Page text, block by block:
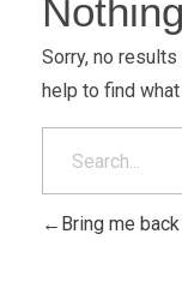
Sorry, no
help to find
Bring me